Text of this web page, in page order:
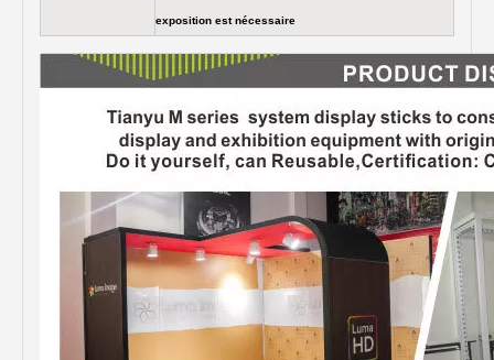
exposition est nécessaire